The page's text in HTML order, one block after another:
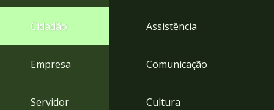
rodapé
Cidadão
Empresa
Servidor
Assistência
Comunicação
Cultura